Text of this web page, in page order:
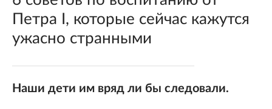
Петра I, которые сейчас кажутся
ужасно странными
Наши дети им вряд ли бы следовали.